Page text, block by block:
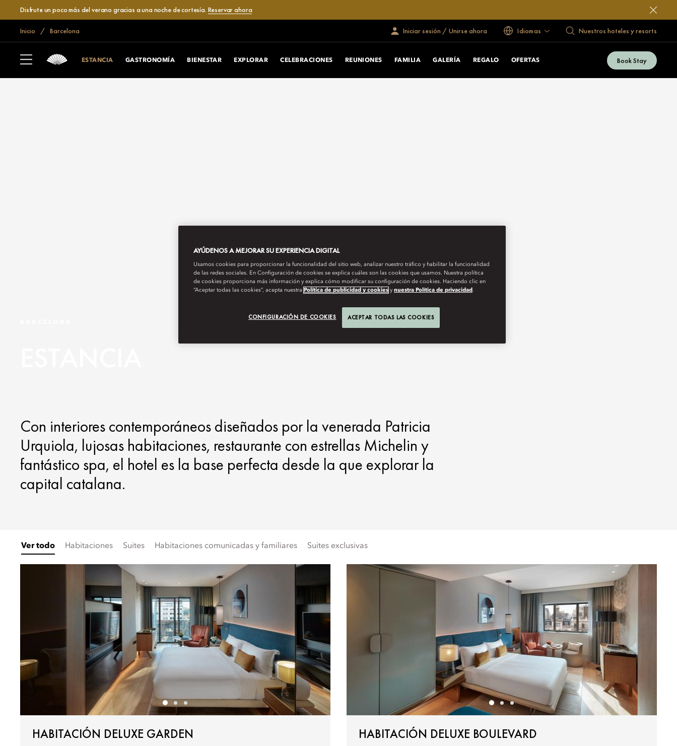
Disfrute un poco más del verano gracias a una noche de cortesía. Reservar ahora
Inicio Barcelona Iniciar sesión / Unirse ahora Idiomas Nuestros hoteles y resorts
ESTANCIA GASTRONOMÍA BIENESTAR EXPLORAR CELEBRACIONES REUNIONES FAMILIA GALERÍA REGALO OFERTAS Book Stay
Con interiores contemporáneos diseñados por la venerada Patricia
Urquiola, lujosas habitaciones, restaurante con estrellas Michelin y
fantástico spa, el hotel es la base perfecta desde la que explorar la
capital catalana.
Ver todo Habitaciones Suites Habitaciones comunicadas y familiares Suites exclusivas
HABITACIÓN DELUXE GARDEN HABITACIÓN DELUXE BOULEVARD
AYÚDENOS A MEJORAR SU EXPERIENCIA DIGITAL
Usamos cookies para proporcionar la funcionalidad del sitio web, analizar nuestro tráfico y habilitar la funcionalidad
de las redes sociales. En Configuración de cookies se explica cuáles son las cookies que usamos. Nuestra política
de cookies proporciona más información y explica cómo modificar su configuración de cookies. Haciendo clic en
“Aceptar todas las cookies”, acepta nuestra Política de publicidad y cookies y nuestra Política de privacidad .
CONFIGURACIÓN DE COOKIES ACEPTAR TODAS LAS COOKIES